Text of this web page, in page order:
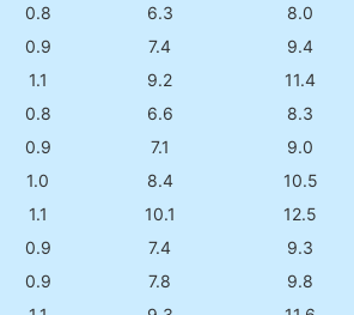
0.8 6.3 8.0
0.9 7.4 9.4
1.1 9.2 11.4
0.8 6.6 8.3
0.9 7.1 9.0
1.0 8.4 10.5
1.1 10.1 12.5
0.9 7.4 9.3
0.9 7.8 9.8